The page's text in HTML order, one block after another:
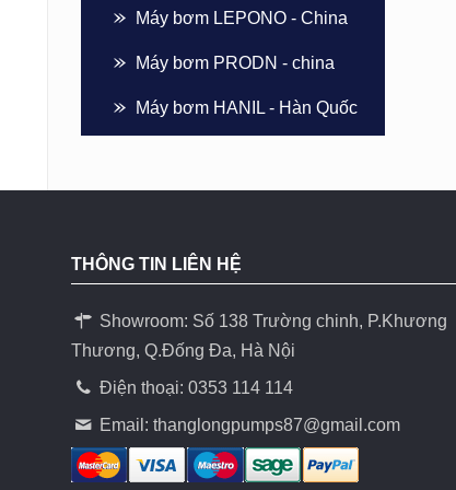
Máy bơm LEPONO - China
Máy bơm PRODN - china
Máy bơm HANIL - Hàn Quốc
THÔNG TIN LIÊN HỆ
Showroom: Số 138 Trường chinh, P.Khương
Thương, Q.Đống Đa, Hà Nội
Điện thoại: 0353 114 114
Email:thanglongpumps87@gmail.com